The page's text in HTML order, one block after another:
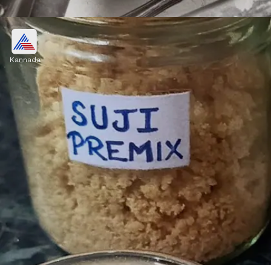
ಬಾಣಲೆಯಲ್ಲಿನ ಕೊಬ್ಬು ನಿವಾರಿಸುವ ಹ್ಯಾಕ್
ಈ ಸಮಸ್ಯೆ ಬಹುತಃ ಎಲ್ಲಾ ಮಹಿಳೆಯರಿಗೂ ಇರುತ್ತದೆ.
ಬಾಣಲೆಯ ಕೊಬ್ಬನ್ನು ತೆಗೆದುಹಾಕಲು ಬಿಸಿ ನೀರಿನಲ್ಲಿ ಸ್ವಲ್ಪ
ಉಪ್ಪು ಮತ್ತು ಅಡಿಗೆ ಸೋಡಾ ಹಾಕುವುದರಿಂದ ಹಠಮಾರಿ
ಕೊಬ್ಬು ಕಡಿಮೆಯಾಗುತ್ತದೆ.
Kannada